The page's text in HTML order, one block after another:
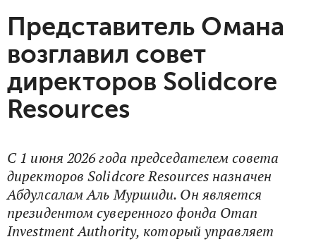
Представитель Омана
возглавил совет
директоров Solidcore
Resources
С 1 июня 2026 года председателем совета
директоров Solidcore Resources назначен
Абдулсалам Аль Муршиди. Он является
президентом суверенного фонда Oman
Investment Authority, который управляет